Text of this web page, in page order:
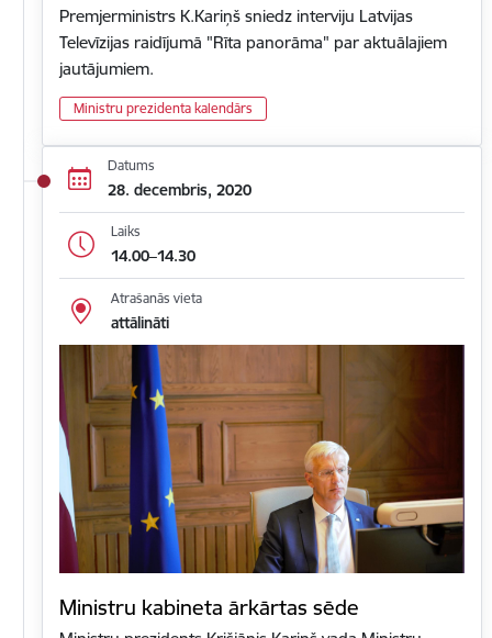
Premjerministrs K.Kariņš sniedz interviju Latvijas
Televīzijas raidījumā "Rīta panorāma" par aktuālajiem
jautājumiem.
Ministru prezidenta kalendārs
Datums
28. decembris, 2020
Laiks
14.00–14.30
Atrašanās vieta
attālināti
Ministru kabineta ārkārtas sēde